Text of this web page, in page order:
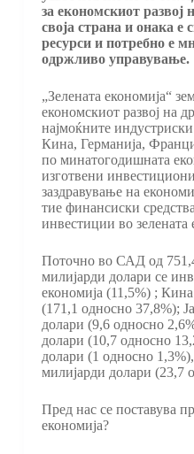
за економскиот развој
своја страна и онака
ресурси и потребно е
одржливо управување.
„Зелената економија“
економскиот развој на
најмоќните
Кина, Германија,
по минатогодишната
изготвени
заздравување на
тие финансиски
инвестиции во зелената
Поточно во САД од
милијарди долари се
економија (11,5%) ;
(171,1 односно 37,8%);
долари (9,6 односно
долари (10,7 односно
долари (1 односно
милијарди долари (23,7
Пред нас се поставува
економија?